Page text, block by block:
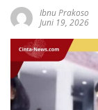
a
a
r
T
Ibnu Prakoso
Juni 19, 2026